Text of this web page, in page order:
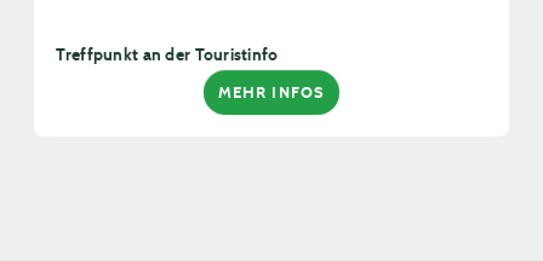
Treffpunkt an der Touristinfo
MEHR INFOS